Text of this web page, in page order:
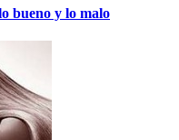
bueno y lo malo